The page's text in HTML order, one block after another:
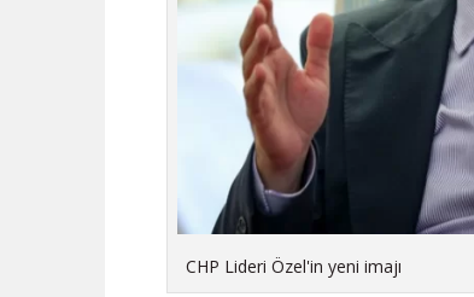
CHP Lideri Özel'in yeni imajı